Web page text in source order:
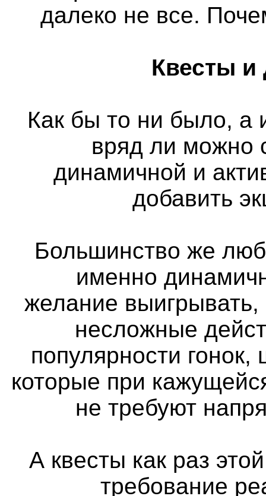
далеко не все.
Квесты и
Как бы то ни было, а
вряд ли можно
динамичной и
добавить
Большинство же
именно
желание
несложные
популярности
которые при
не требуют
А квесты как раз
требование